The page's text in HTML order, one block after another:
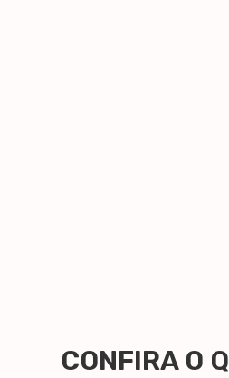
CONFIRA O